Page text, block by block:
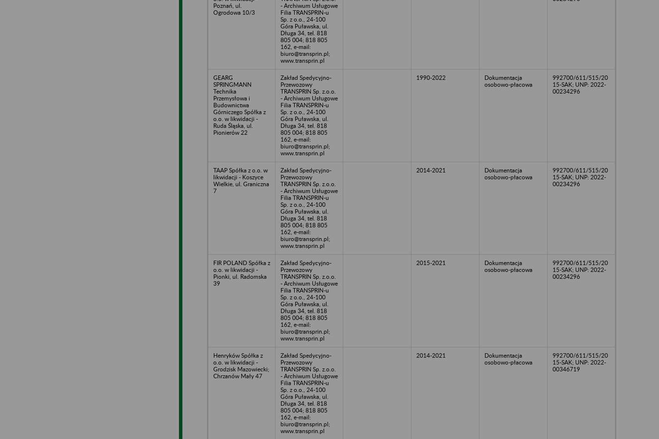
Poznań, ul.
Ogrodowa 10/3
- Archiwum Usługowe
Filia TRANSPRIN-u
Sp. z o.o., 24-100
Góra Puławska, ul.
Długa 34, tel. 818
805 004; 818 805
162, e-mail:
biuro@transprin.pl;
www.transprin.pl
GEARG
SPRINGMANN
Technika
Przemysłowa i
Budownictwa
Górniczego Spółka z
o.o. w likwidacji -
Ruda Śląska, ul.
Pionierów 22
Zakład Spedycyjno-
Przewozowy
TRANSPRIN Sp. z.o.o.
- Archiwum Usługowe
Filia TRANSPRIN-u
Sp. z o.o., 24-100
Góra Puławska, ul.
Długa 34, tel. 818
805 004; 818 805
162, e-mail:
biuro@transprin.pl;
www.transprin.pl
1990-2022
Dokumentacja
osobowo-płacowa
992700/611/515/20
15-SAK; UNP: 2022-
00234296
TAAP Spółka z o.o. w
likwidacji - Koszyce
Wielkie, ul. Graniczna
7
Zakład Spedycyjno-
Przewozowy
TRANSPRIN Sp. z.o.o.
- Archiwum Usługowe
Filia TRANSPRIN-u
Sp. z o.o., 24-100
Góra Puławska, ul.
Długa 34, tel. 818
805 004; 818 805
162, e-mail:
biuro@transprin.pl;
www.transprin.pl
2014-2021
Dokumentacja
osobowo-płacowa
992700/611/515/20
15-SAK; UNP: 2022-
00234296
FIR POLAND Spółka z
o.o. w likwidacji -
Pionki, ul. Radomska
39
Zakład Spedycyjno-
Przewozowy
TRANSPRIN Sp. z.o.o.
- Archiwum Usługowe
Filia TRANSPRIN-u
Sp. z o.o., 24-100
Góra Puławska, ul.
Długa 34, tel. 818
805 004; 818 805
162, e-mail:
biuro@transprin.pl;
www.transprin.pl
2015-2021
Dokumentacja
osobowo-płacowa
992700/611/515/20
15-SAK; UNP: 2022-
00234296
Henryków Spółka z
o.o. w likwidacji -
Grodzisk Mazowiecki;
Chrzanów Mały 47
Zakład Spedycyjno-
Przewozowy
TRANSPRIN Sp. z.o.o.
- Archiwum Usługowe
Filia TRANSPRIN-u
Sp. z o.o., 24-100
Góra Puławska, ul.
Długa 34, tel. 818
805 004; 818 805
162, e-mail:
biuro@transprin.pl;
www.transprin.pl
2014-2021
Dokumentacja
osobowo-płacowa
992700/611/515/20
15-SAK; UNP: 2022-
00346719